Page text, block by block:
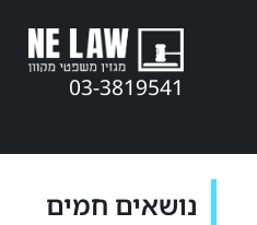
03-3819541
נושאים חמים